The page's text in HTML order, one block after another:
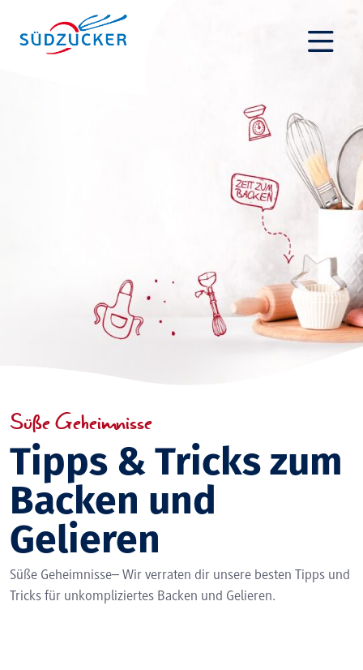
Süße Geheimnisse
Tipps & Tricks zum
Backen und
Gelieren
Süße Geheimnisse– Wir verraten dir unsere besten Tipps und
Tricks für unkompliziertes Backen und Gelieren.